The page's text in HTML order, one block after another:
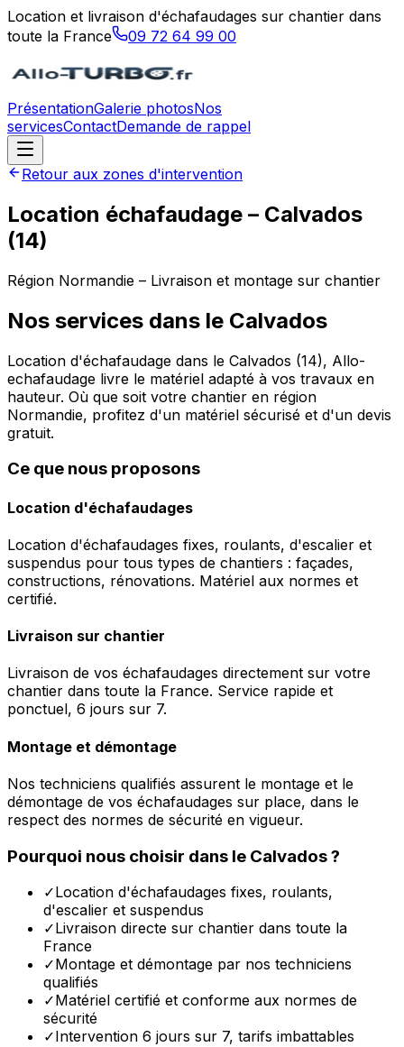
Location et livraison d'échafaudages sur chantier dans
toute la France
09 72 64 99 00
PrésentationGalerie photosNos
servicesContactDemande de rappel
Retour aux zones d'intervention
Location échafaudage – Calvados
(14)
Région Normandie – Livraison et montage sur chantier
Nos services dans le Calvados
Location d'échafaudage dans le Calvados (14), Allo-
echafaudage livre le matériel adapté à vos travaux en
hauteur. Où que soit votre chantier en région
Normandie, profitez d'un matériel sécurisé et d'un devis
gratuit.
Ce que nous proposons
Location d'échafaudages
Location d'échafaudages fixes, roulants, d'escalier et
suspendus pour tous types de chantiers : façades,
constructions, rénovations. Matériel aux normes et
certifié.
Livraison sur chantier
Livraison de vos échafaudages directement sur votre
chantier dans toute la France. Service rapide et
ponctuel, 6 jours sur 7.
Montage et démontage
Nos techniciens qualifiés assurent le montage et le
démontage de vos échafaudages sur place, dans le
respect des normes de sécurité en vigueur.
Pourquoi nous choisir dans le Calvados?
✓Location d'échafaudages fixes, roulants,
d'escalier et suspendus
✓Livraison directe sur chantier dans toute la
France
✓Montage et démontage par nos techniciens
qualifiés
✓Matériel certifié et conforme aux normes de
sécurité
✓Intervention 6 jours sur 7, tarifs imbattables